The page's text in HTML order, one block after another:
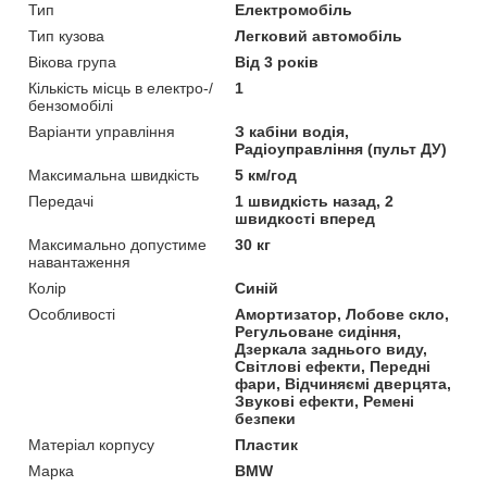
Тип
Електромобіль
Тип кузова
Легковий автомобіль
Вікова група
Від 3 років
Кількість місць в електро-/
бензомобілі
1
Варіанти управління
З кабіни водія,
Радіоуправління (пульт ДУ)
Максимальна швидкість
5 км/год
Передачі
1 швидкість назад, 2
швидкості вперед
Максимально допустиме
навантаження
30 кг
Колір
Синій
Особливості
Амортизатор, Лобове скло,
Регульоване сидіння,
Дзеркала заднього виду,
Світлові ефекти, Передні
фари, Відчиняємі дверцята,
Звукові ефекти, Ремені
безпеки
Матеріал корпусу
Пластик
Марка
BMW